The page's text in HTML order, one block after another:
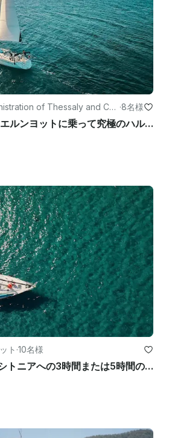
of Thessaly and Cen ·8名様
45フィートのバイエルンヨットに乗って究極のハルキディキエスケープを
ト ·10名様
ハルキディキの西シトニアへの3時間または5時間のプライベートセーリング旅行